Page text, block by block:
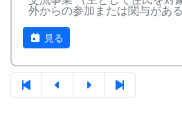
収穫祭にて
9 棚⽥の四季
苔星
10
この町で
11
⻩⾦の海
ンド
ンド
外からの参加または関与がある
見る